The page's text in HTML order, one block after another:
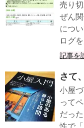
売り
ぜん
につ
ログ
記事を
さて
小屋
って
だっ
性で